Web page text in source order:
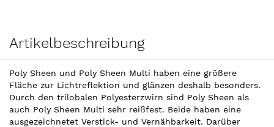
Artikelbeschreibung
Poly Sheen und Poly Sheen Multi haben eine größere
Fläche zur Lichtreflektion und glänzen deshalb besonders.
Durch den trilobalen Polyesterzwirn sind Poly Sheen als
auch Poly Sheen Multi sehr reißfest. Beide haben eine
ausgezeichnetet Verstick- und Vernähbarkeit. Darüber